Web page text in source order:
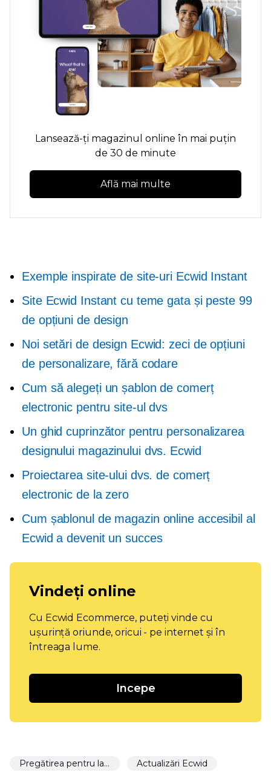
Lansează-ți magazinul online în mai puțin
de 30 de minute
Află mai multe
Exemple inspirate de site-uri Ecwid Instant
Site Ecwid Instant cu teme gata și peste 99
de opțiuni de design
Noi setări de design Ecwid: zeci de opțiuni
de personalizare, fără codare
Cum să alegeți un șablon de comerț
electronic pentru site-ul dvs
Un ghid cuprinzător pentru personalizarea
designului magazinului dvs. Ecwid
Proiectarea site-ului dvs. de comerț
electronic de la zero
Cum șablonul de magazin online accesibil al
Ecwid a devenit un succes
Vindeți online
Cu Ecwid Ecommerce, puteți vinde cu
ușurință oriunde, oricui - pe internet și în
întreaga lume.
Incepe
Pregătirea pentru lansare Actualizări Ecwid